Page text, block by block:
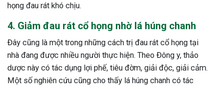
họng đau rát khó chịu.
4. Giảm đau rát cổ họng nhờ lá húng chanh
Đây cũng là một trong những cách trị đau rát cổ họng tại
nhà đang được nhiều người thực hiện. Theo Đông y, thảo
dược này có tác dụng lợi phế, tiêu đờm, giải độc, giải cảm.
Một số nghiên cứu cũng cho thấy lá húng chanh có tác